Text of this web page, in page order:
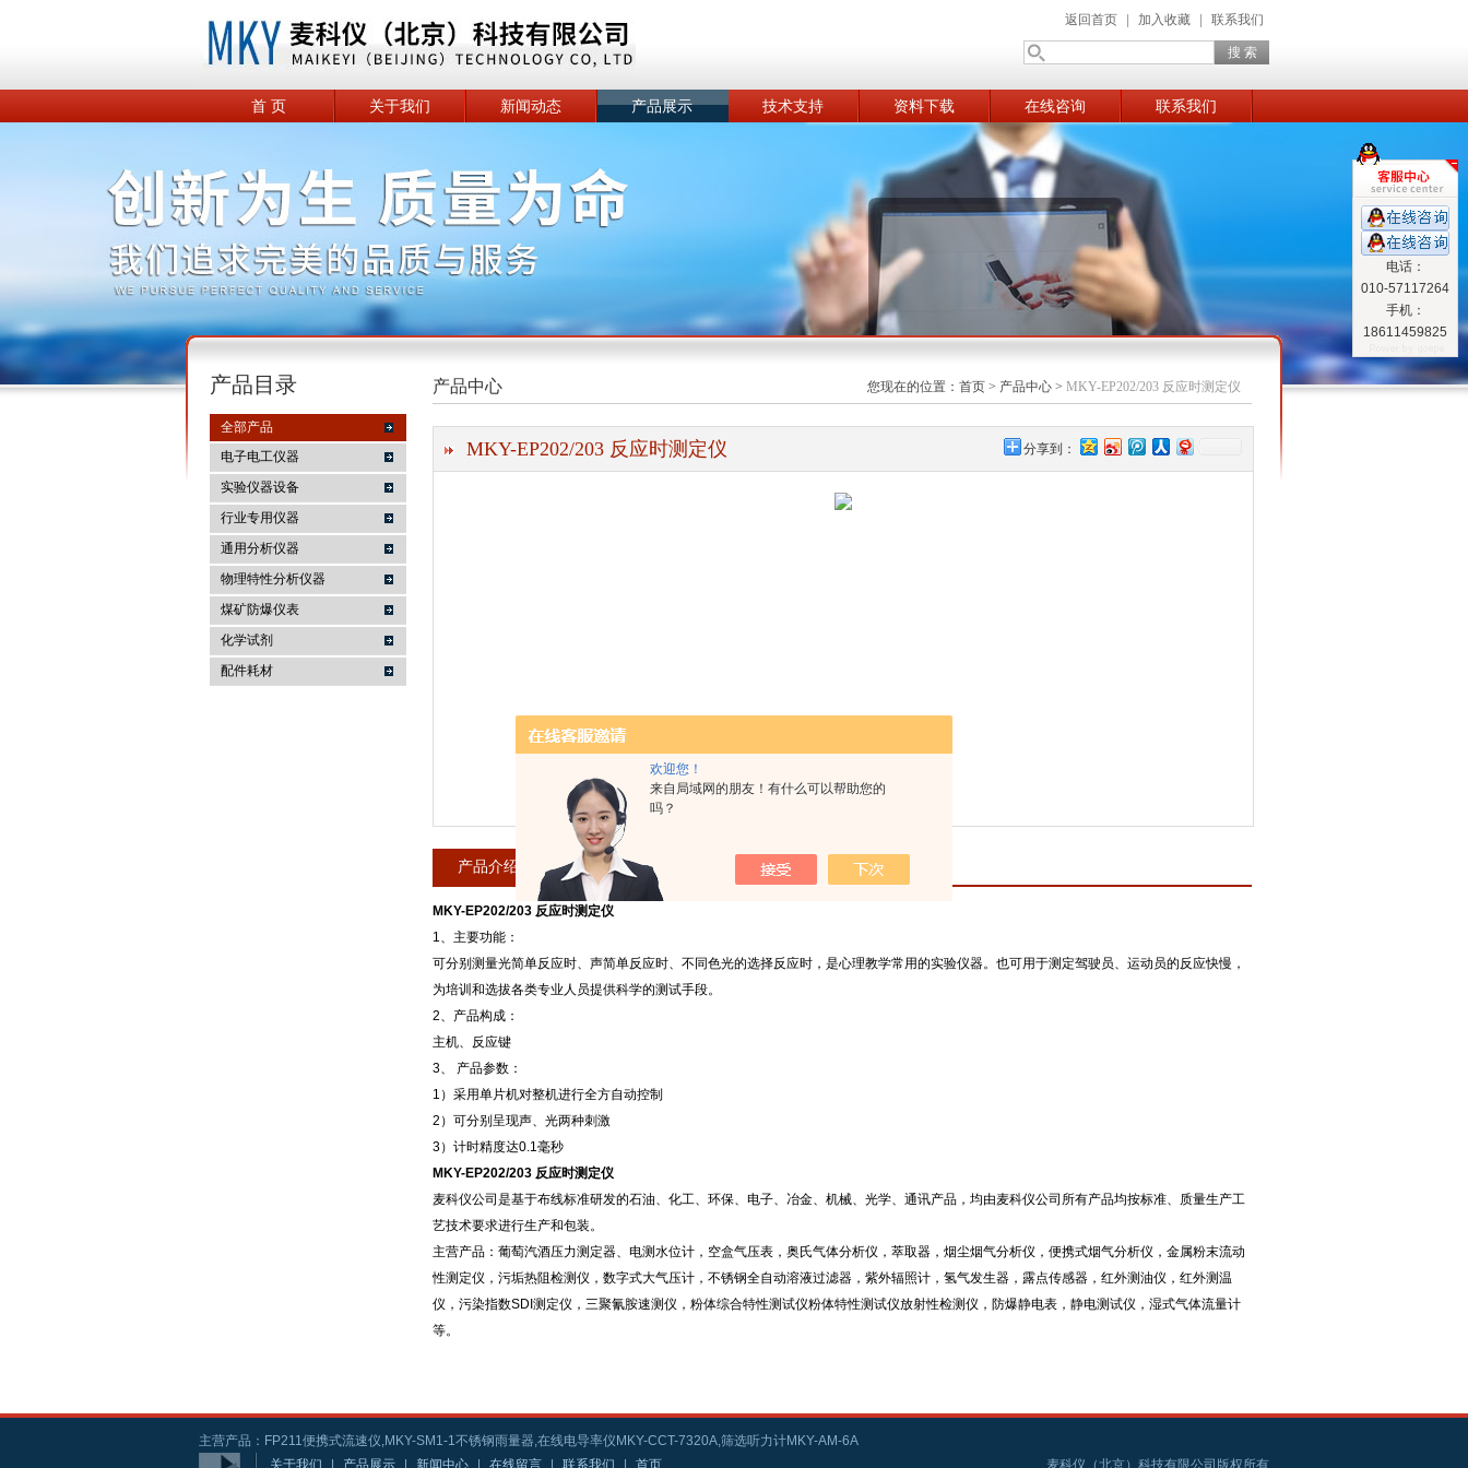
欢迎您！
来自局域网的朋友！有什么可以帮助您的
吗？
麦科仪（北京）科技有限公司
返回首页 加入收藏 联系我们
首 页 关于我们 新闻动态 产品展示 技术支持 资料下载 在线咨询 联系我们
产品目录
全部产品
电子电工仪器
实验仪器设备
行业专用仪器
通用分析仪器
物理特性分析仪器
煤矿防爆仪表
化学试剂
配件耗材
产品中心 您现在的位置： 首页 > 产品中心 > MKY-EP202/203 反应时测定仪
MKY-EP202/203 反应时测定仪 分享到：
产品介绍 在线留言
MKY-EP202/203 反应时测定仪
1、主要功能：
可分别测量光简单反应时、声简单反应时、不同色光的选择反应时，是心理教学常用的实验仪器。也可用于测定驾驶员、运动员的反应快慢，
为培训和选拔各类专业人员提供科学的测试手段。
2、产品构成：
主机、反应键
3、 产品参数：
1）采用单片机对整机进行全方自动控制
2）可分别呈现声、光两种刺激
3）计时精度达0.1毫秒
MKY-EP202/203 反应时测定仪
麦科仪公司是基于布线标准研发的石油、化工、环保、电子、冶金、机械、光学、通讯产品，均由麦科仪公司所有产品均按标准、质量生产工
艺技术要求进行生产和包装。
主营产品：葡萄汽酒压力测定器、电测水位计，空盒气压表，奥氏气体分析仪，萃取器，烟尘烟气分析仪，便携式烟气分析仪，金属粉末流动
性测定仪，污垢热阻检测仪，数字式大气压计，不锈钢全自动溶液过滤器，紫外辐照计，氢气发生器，露点传感器，红外测油仪，红外测温
仪，污染指数SDI测定仪，三聚氰胺速测仪，粉体综合特性测试仪粉体特性测试仪放射性检测仪，防爆静电表，静电测试仪，湿式气体流量计
等。
主营产品：FP211便携式流速仪,MKY-SM1-1不锈钢雨量器,在线电导率仪MKY-CCT-7320A,筛选听力计MKY-AM-6A
关于我们
产品展示 新闻中心 在线留言 联系我们 首页 麦科仪（北京）科技有限公司版权所有
电话：
010-57117264
手机：
18611459825